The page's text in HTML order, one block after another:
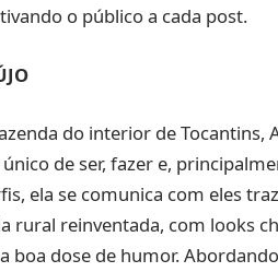
o público a cada post.
do interior de Tocantins,
de ser, fazer e,
ela se comunica com eles
rural reinventada, com looks
boa dose de humor.